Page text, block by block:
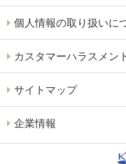
個人情報の取り扱いに
カスタマーハラスメン
サイトマップ
企業情報